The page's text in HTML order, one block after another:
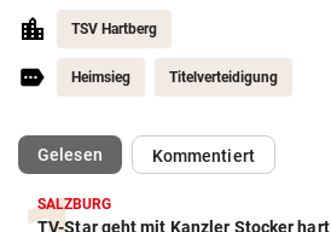
TSV Hartberg
Heimsieg Titelverteidigung
Gelesen(ausgewählt)Kommentiert
SALZBURG
TV-Star geht mit Kanzler Stocker hart